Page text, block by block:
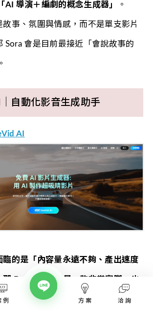
「AI 導演＋編劇的概念生成器」 。
事、氛圍與情感，而不是單支影片
Sora 會是目前最接近「會說故事的
自動化影音生成助手
AI
臨的是「內容量永遠不夠、產出速度
那 DeeVid AI 會是一款非常實際、也
工具選擇。
例 方案 洽詢